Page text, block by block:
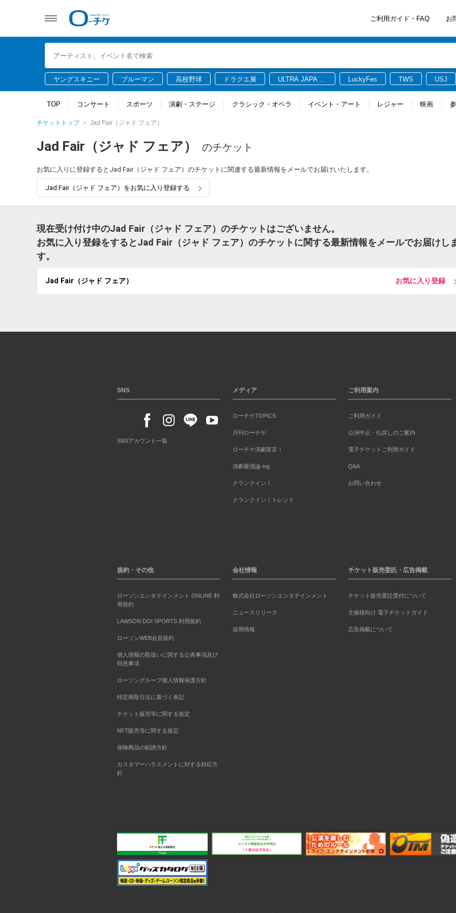
ご利用ガイド・FAQ お
ヤングスキニー ブルーマン 高校野球 ドラクエ展
ULTRA JAPAN
LuckyFes TWS USJ
TOP コンサート スポーツ 演劇・ステージ クラシック・オペラ イベント・アート レジャー 映画
チケットトップ Jad Fair（ジャド フェア）
Jad Fair（ジャド フェア） のチケット
お気に入りに登録するとJad Fair（ジャド フェア）のチケットに関連する最新情報をメールでお届けいたします。
Jad Fair（ジャド フェア）をお気に入り登録する
現在受け付け中のJad Fair（ジャド フェア）のチケットはございません。
お気に入り登録をするとJad Fair（ジャド フェア）のチケットに関する最新情報をメールでお届けし
す。
Jad Fair（ジャド フェア） お気に入り登録
SNS
SNSアカウント一覧
メディア
ローチケTOPICS
月刊ローチケ
ローチケ演劇宣言！
演劇最強論-ing
クランクイン！
クランクイン！トレンド
ご利用案内
ご利用ガイド
公演中止・払戻しのご案内
電子チケットご利用ガイド
Q&A
お問い合わせ
規約・その他
ローソンエンタテインメント ONLINE 利
用規約
LAWSON DO! SPORTS 利用規約
ローソンWEB会員規約
個人情報の取扱いに関する公表事項及び
同意事項
ローソングループ個人情報保護方針
特定商取引法に基づく表記
チケット販売等に関する規定
NFT販売等に関する規定
保険商品の勧誘方針
カスタマーハラスメントに対する対応方
針
会社情報
株式会社ローソンエンタテインメント
ニュースリリース
採用情報
チケット販売委託・広告掲載
チケット販売委託受付について
主催様向け 電子チケットガイド
広告掲載について